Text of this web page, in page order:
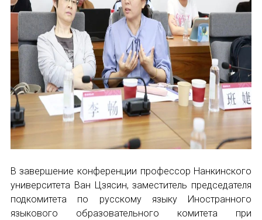
В завершение конференции профессор Нанкинского
университета Ван Цзясин, заместитель председателя
подкомитета по русскому языку Иностранного
языкового образовательного комитета при